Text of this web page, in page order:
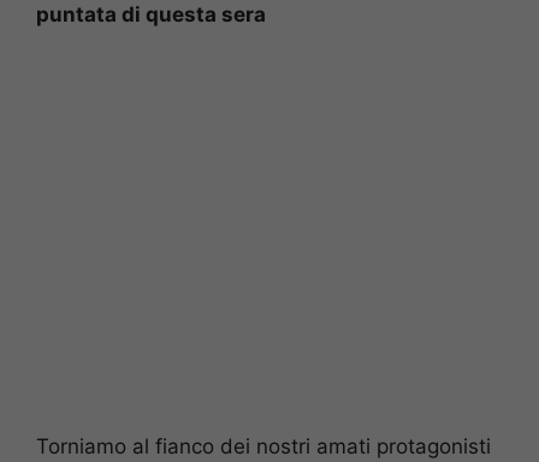
puntata di questa sera
Torniamo al fianco dei nostri amati protagonisti